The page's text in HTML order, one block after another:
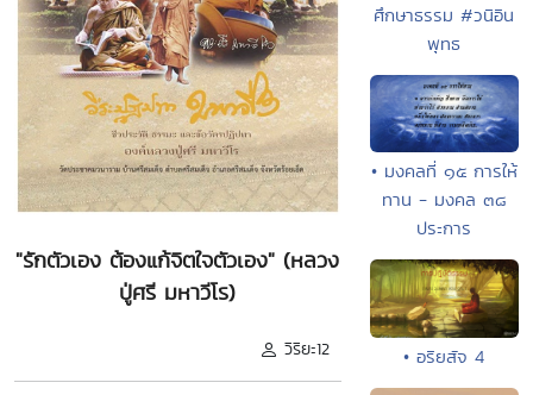
"รักตัวเอง ต้องแก้จิตใจตัวเอง" (หลวง
ปู่ศรี มหาวีโร)
วิริยะ12
ศึกษาธรรม #วนิอิน
พุทธ
• มงคลที่ ๑๕ การให้
ทาน - มงคล ๓๘
ประการ
• อริยสัจ 4